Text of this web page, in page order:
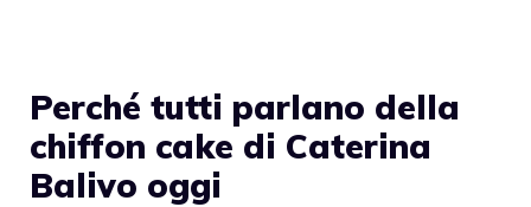
Perché tutti parlano della
chiffon cake di Caterina
Balivo oggi